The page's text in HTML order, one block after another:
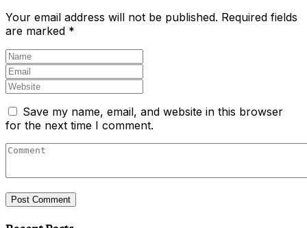
Your email address will not be published. Required fields
are marked *
Save my name, email, and website in this browser
for the next time I comment.